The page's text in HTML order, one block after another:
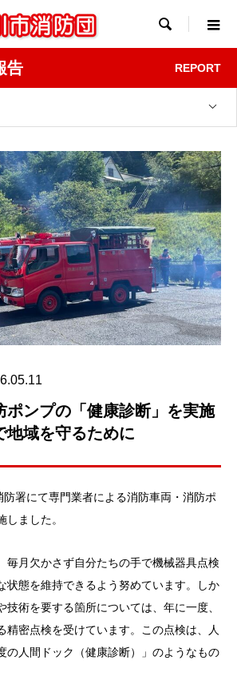

告 REPORT
ポンプの「健康診断」を実施
域を守るために
署にて専門業者による消防車両・消防ポ
しました。
毎月欠かさず自分たちの手で機械器具点検
状態を維持できるよう努めています。しか
技術を要する箇所については、年に一度、
精密点検を受けています。この点検は、人
の人間ドック（健康診断）」のようなもの